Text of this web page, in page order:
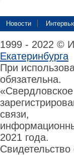
Новости
1999 - 2022 ©
Екатеринбурга
При
обязательна.
связи,
2021 года.